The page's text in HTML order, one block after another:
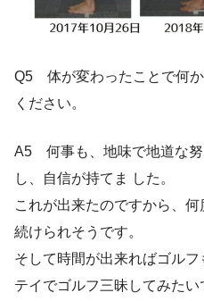
Q5 体が変わったことで何
ください。
A5 何事も、地味で地道な努
し、自信が持てま した。
これが出来たのですから、
続けられそうです。
そして時間が出来ればゴル
テイでゴルフ三昧してみたい